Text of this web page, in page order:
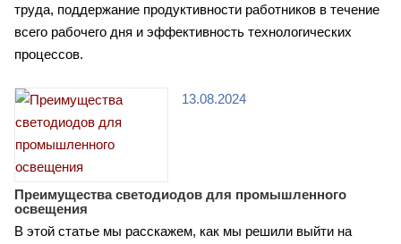
труда, поддержание продуктивности работников в течение
всего рабочего дня и эффективность технологических
процессов.
13.08.2024
Преимущества светодиодов для промышленного
освещения
В этой статье мы расскажем, как мы решили выйти на